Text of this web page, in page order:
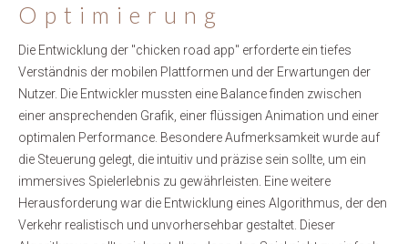
Optimierung
Die Entwicklung der "chicken road app" erforderte ein tiefes
Verständnis der mobilen Plattformen und der Erwartungen der
Nutzer. Die Entwickler mussten eine Balance finden zwischen
einer ansprechenden Grafik, einer flüssigen Animation und einer
optimalen Performance. Besondere Aufmerksamkeit wurde auf
die Steuerung gelegt, die intuitiv und präzise sein sollte, um ein
immersives Spielerlebnis zu gewährleisten. Eine weitere
Herausforderung war die Entwicklung eines Algorithmus, der den
Verkehr realistisch und unvorhersehbar gestaltet. Dieser